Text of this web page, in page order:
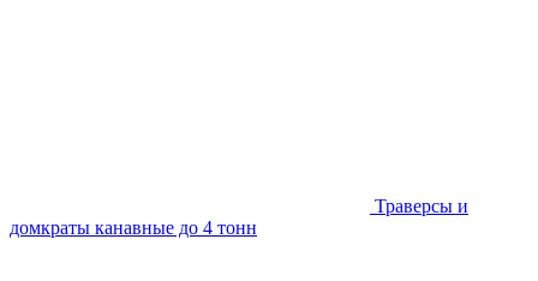
Траверсы и
домкраты канавные до 4 тонн